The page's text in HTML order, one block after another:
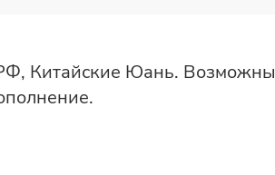
Китайские Юань. Возможны